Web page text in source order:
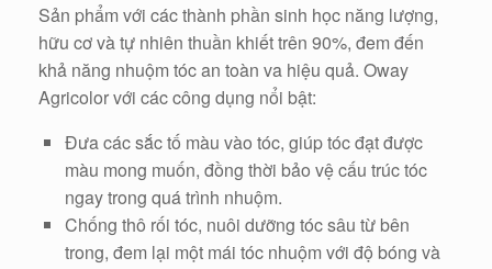
Sản phẩm với các thành phần sinh học năng lượng,
hữu cơ và tự nhiên thuần khiết trên 90%, đem đến
khả năng nhuộm tóc an toàn va hiệu quả. Oway
Agricolor với các công dụng nổi bật:
Đưa các sắc tố màu vào tóc, giúp tóc đạt được
màu mong muốn, đồng thời bảo vệ cấu trúc tóc
ngay trong quá trình nhuộm.
Chống thô rối tóc, nuôi dưỡng tóc sâu từ bên
trong, đem lại một mái tóc nhuộm với độ bóng và